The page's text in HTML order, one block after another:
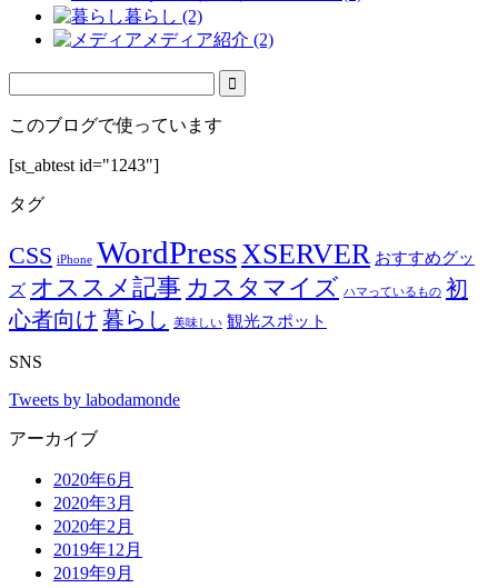
暮らし (2)
メディア紹介 (2)
このブログで使っています
[st_abtest id="1243"]
タグ
CSS iPhone WordPressXSERVER おすすめグッ
ズ オススメ記事 カスタマイズ ハマっているもの 初
心者向け 暮らし 美味しい 観光スポット
SNS
Tweets by labodamonde
アーカイブ
2020年6月
2020年3月
2020年2月
2019年12月
2019年9月